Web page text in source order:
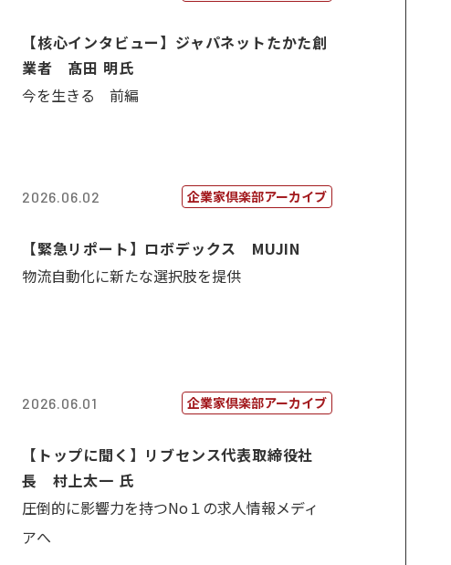
【核心インタビュー】ジャパネットたかた創
業者 髙田 明氏
今を生きる 前編
2026.06.02 企業家倶楽部アーカイブ
【緊急リポート】ロボデックス MUJIN
物流自動化に新たな選択肢を提供
2026.06.01 企業家倶楽部アーカイブ
【トップに聞く】リブセンス代表取締役社
長 村上太一 氏
圧倒的に影響力を持つNo１の求人情報メディ
アへ